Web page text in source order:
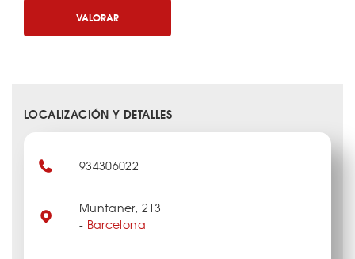
VALORAR
LOCALIZACIÓN Y DETALLES
934306022
Muntaner, 213
- Barcelona